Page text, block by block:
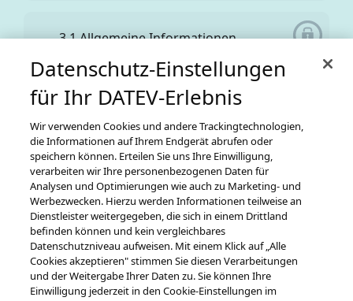
3.1 Allgemeine Informationen
3.2 Exkurs Finanzbuchführung
3.3 Korrespondierende
Sonderbilanzbuchungen
3.4 Ergänzungsbilanz mit negativen
Anlagewerten
Zurück zur vorherigen Ansicht
Datenschutz-Einstellungen
für Ihr DATEV-Erlebnis
Wir verwenden Cookies und andere Trackingtechnologien,
die Informationen auf Ihrem Endgerät abrufen oder
speichern können. Erteilen Sie uns Ihre Einwilligung,
verarbeiten wir Ihre personenbezogenen Daten für
Analysen und Optimierungen wie auch zu Marketing- und
Werbezwecken. Hierzu werden Informationen teilweise an
Dienstleister weitergegeben, die sich in einem Drittland
befinden können und kein vergleichbares
Datenschutzniveau aufweisen. Mit einem Klick auf „Alle
Cookies akzeptieren" stimmen Sie diesen Verarbeitungen
und der Weitergabe Ihrer Daten zu. Sie können Ihre
Einwilligung jederzeit in den Cookie-Einstellungen im